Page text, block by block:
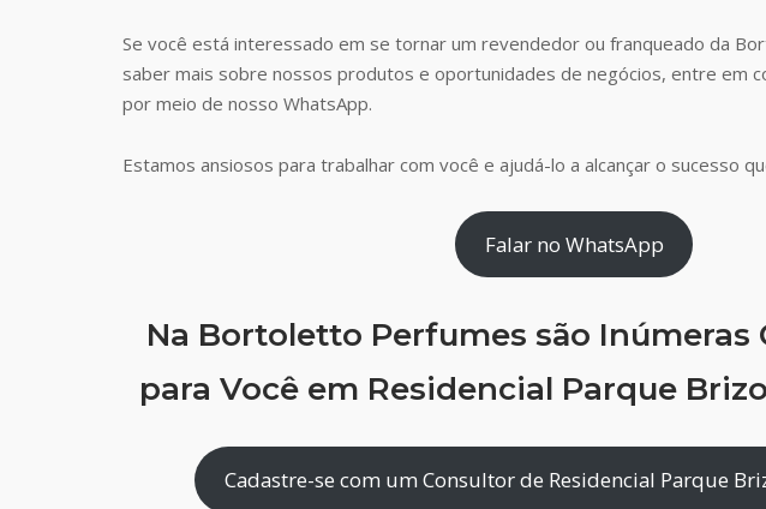
Se você está interessado em se tornar um revendedor ou franqueado da
saber mais sobre nossos produtos e oportunidades de negócios, entre em
por meio de nosso WhatsApp.
Estamos ansiosos para trabalhar com você e ajudá-lo a alcançar o sucesso
Falar no WhatsApp
Na Bortoletto Perfumes são
para Você em Residencial Parque
Cadastre-se com um Consultor de Residencial Parque